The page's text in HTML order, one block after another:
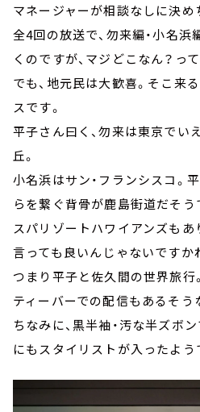
マネージャーが相談なしに決め
全4回の放送で、勿来編・小名浜
くのですが、マジどこなん？っ
でも、地元民は大歓喜。そこ来
スです。
平子さん曰く、勿来は東京でい
丘。
小名浜はサン・フランシスコ。
らを繋ぐ背骨が鹿島街道だそう
スパリゾートハワイアンズもあ
言っても良いんじゃないですか
つまり平子と佐久間の世界旅行
ティーバーでの配信もあるそう
ちなみに、黒半袖・汚な半ズボ
にもスタイリストが入ったよう